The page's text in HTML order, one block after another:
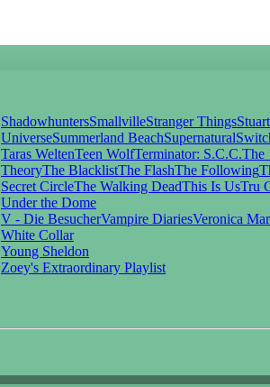
ShadowhuntersSmallvilleStranger Things
UniverseSummerland BeachSupernatural
Taras WeltenTeen WolfTerminator: S.C.C.The
TheoryThe BlacklistThe FlashThe Following
Secret CircleThe Walking DeadThis Is UsTru
Under the Dome
V - Die BesucherVampire DiariesVeronica
White Collar
Young Sheldon
Zoey's Extraordinary Playlist